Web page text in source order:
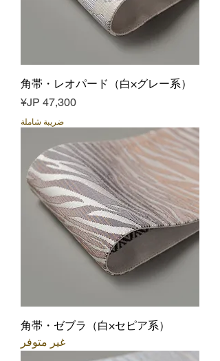
角帯・レオパード（白×グレー系）
السعر
ضريبة شاملة
角帯・ゼブラ（白×セピア系）
غير متوفر